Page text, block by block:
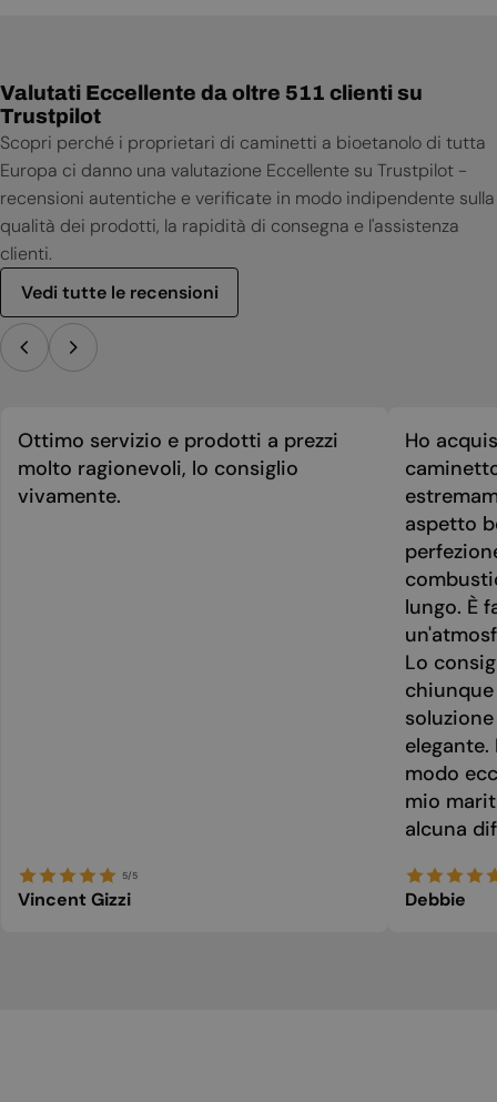
Valutati Eccellente da oltre 511 clienti su
Trustpilot
Scopri perché i proprietari di caminetti a bioetanolo di tutta
Europa ci danno una valutazione Eccellente su Trustpilot -
recensioni autentiche e verificate in modo indipendente sulla
qualità dei prodotti, la rapidità di consegna e l'assistenza
clienti.
Vedi tutte le recensioni
Ottimo servizio e prodotti a prezzi
molto ragionevoli, lo consiglio
vivamente.
5/5
Vincent Gizzi
Ho
aspetto
lungo. È
Lo
modo
mio
alcuna
Debbie